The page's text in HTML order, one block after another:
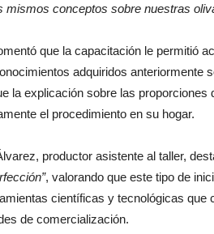
mismos conceptos sobre nuestras
que la capacitación le permitió
adquiridos anteriormente
la explicación sobre las
el procedimiento en su hogar.
productor asistente al taller,
, valorando que este tipo de
científicas y tecnológicas que
de comercialización.